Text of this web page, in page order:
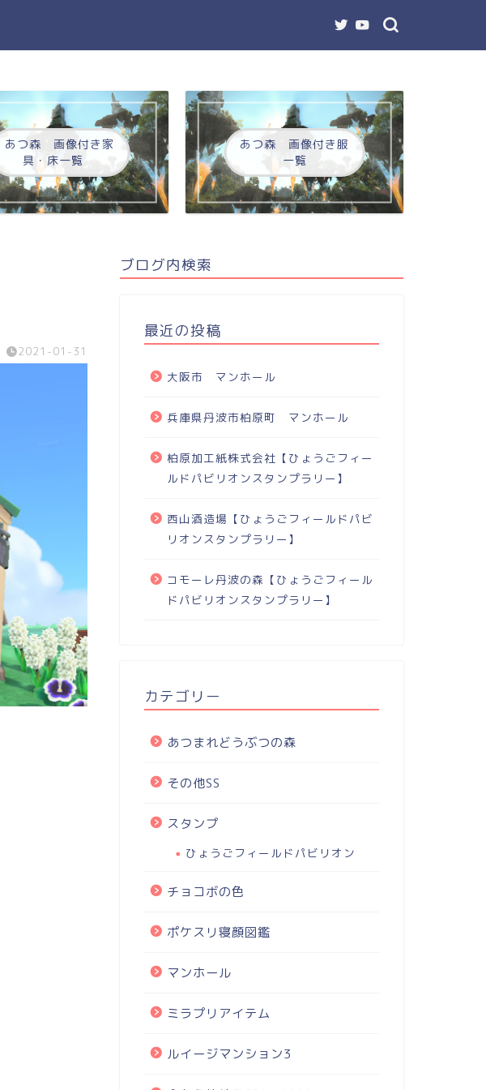
あつ森 画像付き家
具・床一覧
あつ森 画像付き服
一覧
2021-01-31
ブログ内検索
最近の投稿
大阪市 マンホール
兵庫県丹波市柏原町 マンホール
柏原加工紙株式会社【ひょうごフィー
ルドパビリオンスタンプラリー】
西山酒造場【ひょうごフィールドパビ
リオンスタンプラリー】
コモーレ丹波の森【ひょうごフィール
ドパビリオンスタンプラリー】
カテゴリー
あつまれどうぶつの森
その他SS
スタンプ
ひょうごフィールドパビリオン
チョコボの色
ポケスリ寝顔図鑑
マンホール
ミラプリアイテム
ルイージマンション3